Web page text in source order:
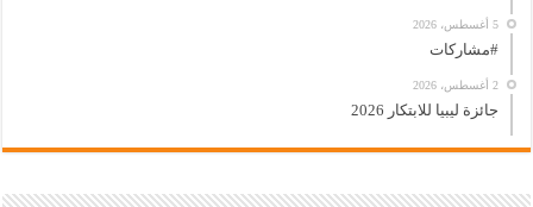
5 أغسطس، 2026
#مشاركات
2 أغسطس، 2026
جائزة ليبيا للابتكار 2026